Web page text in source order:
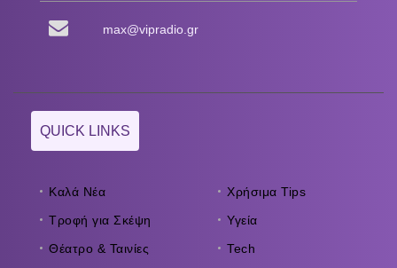
max@vipradio.gr
QUICK LINKS
Καλά Νέα
Τροφή για Σκέψη
Θέατρο & Ταινίες
Χρήσιμα Tips
Υγεία
Tech